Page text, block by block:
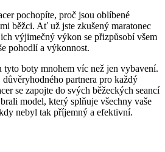
pochopíte, proč jsou oblíbené
běžci. Ať už jste zkušený maratonec
výjimečný výkon se přizpůsobí všem
pohodlí a výkonnost.
tyto boty mnohem víc než jen vybavení.
partnera pro každý
se zapojte do svých běžeckých seancí
model, který splňuje všechny vaše
nebyl tak příjemný a efektivní.